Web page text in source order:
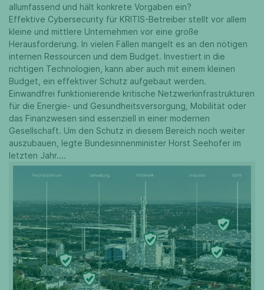
allumfassend und hält konkrete Vorgaben ein?
Effektive Cybersecurity für KRITIS-Betreiber stellt vor allem
kleine und mittlere Unternehmen vor eine große
Herausforderung. In vielen Fällen mangelt es an den nötigen
internen Ressourcen und dem Budget. Investiert in die
richtigen Technologien, kann aber auch mit einem kleinen
Budget, ein effektiver Schutz aufgebaut werden.
Einwandfrei funktionierende kritische Netzwerkinfrastrukturen
für die Energie- und Gesundheitsversorgung, Mobilität oder
das Finanzwesen sind essenziell in einer modernen
Gesellschaft. Um den Schutz in diesem Bereich noch weiter
auszubauen, legte Bundesinnenminister Horst Seehofer im
letzten Jahr....